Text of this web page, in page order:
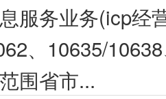
服务业务(icp经
、10635/
围省市...